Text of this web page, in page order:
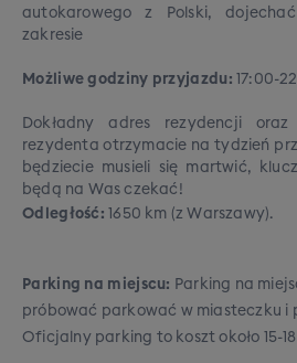
autokarowego z Polski,
zakresie
Możliwe godziny przyjazdu: 17:00-
Dokładny adres rezydencji
rezydenta otrzymacie na tydzień
będziecie musieli się martwić,
będą na Was czekać!
Odległość: 1650 km (z Warszawy).
Parking na miejscu: Parking na
próbować parkować w miasteczku i
Oficjalny parking to koszt około 15-